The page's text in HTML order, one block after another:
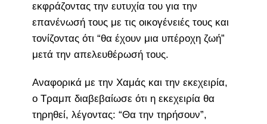
εκφράζοντας την ευτυχία του για την
επανένωσή τους με τις οικογένειές τους και
τονίζοντας ότι “θα έχουν μια υπέροχη ζωή”
μετά την απελευθέρωσή τους.
Αναφορικά με την Χαμάς και την εκεχειρία,
ο Τραμπ διαβεβαίωσε ότι η εκεχειρία θα
τηρηθεί, λέγοντας: “Θα την τηρήσουν”,